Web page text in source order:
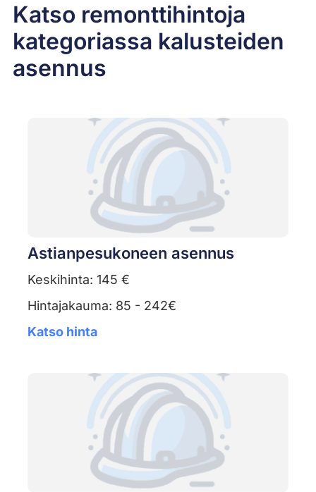
Katso remonttihintoja
kategoriassa kalusteiden
asennus
Astianpesukoneen asennus
Keskihinta: 145 €
Hintajakauma: 85 - 242€
Katso hinta